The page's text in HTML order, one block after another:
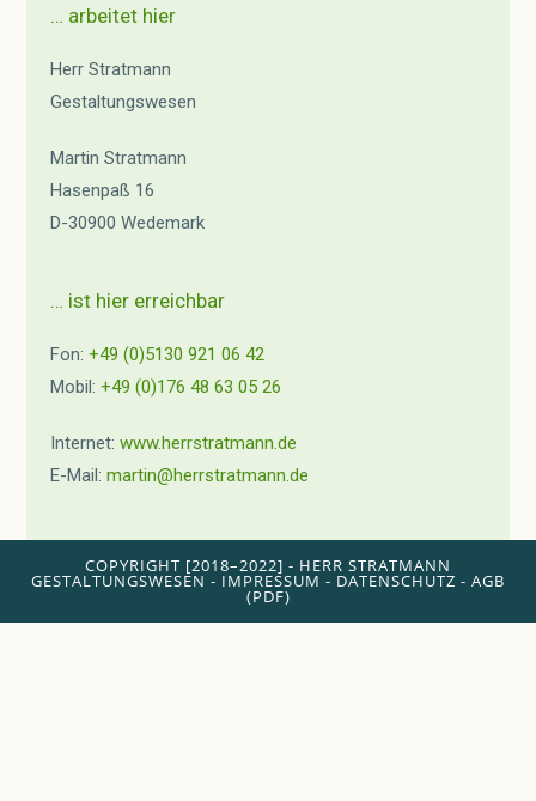
… arbeitet hier
Herr Stratmann
Gestaltungswesen
Martin Stratmann
Hasenpaß 16
D-30900 Wedemark
… ist hier erreichbar
Fon:+49 (0)5130 921 06 42
Mobil:+49 (0)176 48 63 05 26
Internet:www.herrstratmann.de
E-Mail:martin@herrstratmann.de
COPYRIGHT [2018–2022] - HERR STRATMANN
GESTALTUNGSWESEN - IMPRESSUM - DATENSCHUTZ - AGB
(PDF)